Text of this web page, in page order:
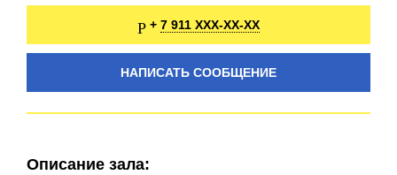
+ 7 911 XXX-XX-XX
НАПИСАТЬ СООБЩЕНИЕ
Описание зала: